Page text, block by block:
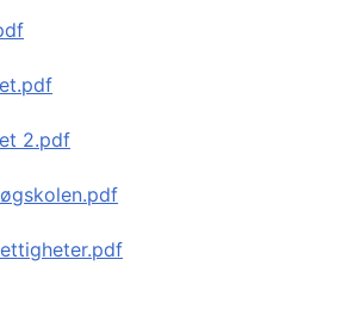
2.pdf